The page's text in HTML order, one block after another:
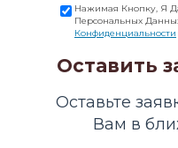
Нажимая Кнопку, Я
Персональных
Конфиденциальности
Оставить
Оставьте
Вам в